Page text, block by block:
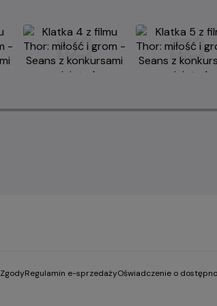
ZgodyRegulamin e-sprzedażyOświadczenie o